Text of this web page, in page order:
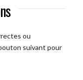
ou
suivant pour